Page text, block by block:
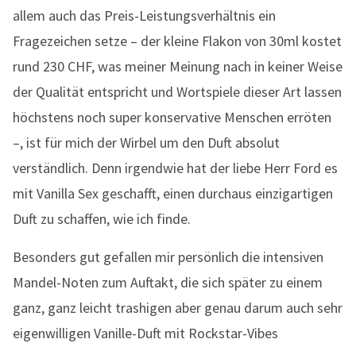
allem auch das Preis-Leistungsverhältnis ein
Fragezeichen setze – der kleine Flakon von 30ml kostet
rund 230 CHF, was meiner Meinung nach in keiner Weise
der Qualität entspricht und Wortspiele dieser Art lassen
höchstens noch super konservative Menschen erröten
–, ist für mich der Wirbel um den Duft absolut
verständlich. Denn irgendwie hat der liebe Herr Ford es
mit Vanilla Sex geschafft, einen durchaus einzigartigen
Duft zu schaffen, wie ich finde.
Besonders gut gefallen mir persönlich die intensiven
Mandel-Noten zum Auftakt, die sich später zu einem
ganz, ganz leicht trashigen aber genau darum auch sehr
eigenwilligen Vanille-Duft mit Rockstar-Vibes